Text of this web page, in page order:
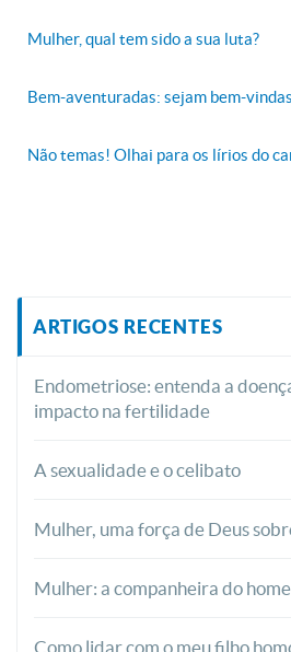
Mulher, qual tem sido a sua luta?
Bem-aventuradas: sejam bem-
Não temas! Olhai para os lírios do
ARTIGOS RECENTES
Endometriose: entenda a
impacto na fertilidade
A sexualidade e o celibato
Mulher, uma força de Deus
Mulher: a companheira do
Como lidar com o meu filho